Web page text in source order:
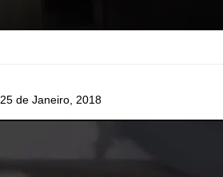
25 de Janeiro, 2018